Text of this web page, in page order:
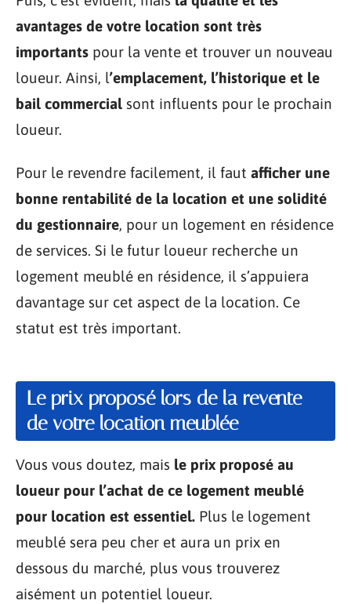
avantages de votre location sont très
importants pour la vente et trouver un nouveau
loueur. Ainsi, l’emplacement, l’historique et le
bail commercial sont influents pour le prochain
loueur.
Pour le revendre facilement, il faut afficher une
bonne rentabilité de la location et une solidité
du gestionnaire, pour un logement en résidence
de services. Si le futur loueur recherche un
logement meublé en résidence, il s’appuiera
davantage sur cet aspect de la location. Ce
statut est très important.
Le prix proposé lors de la revente
de votre location meublée
Vous vous doutez, mais le prix proposé au
loueur pour l’achat de ce logement meublé
pour location est essentiel. Plus le logement
meublé sera peu cher et aura un prix en
dessous du marché, plus vous trouverez
aisément un potentiel loueur.